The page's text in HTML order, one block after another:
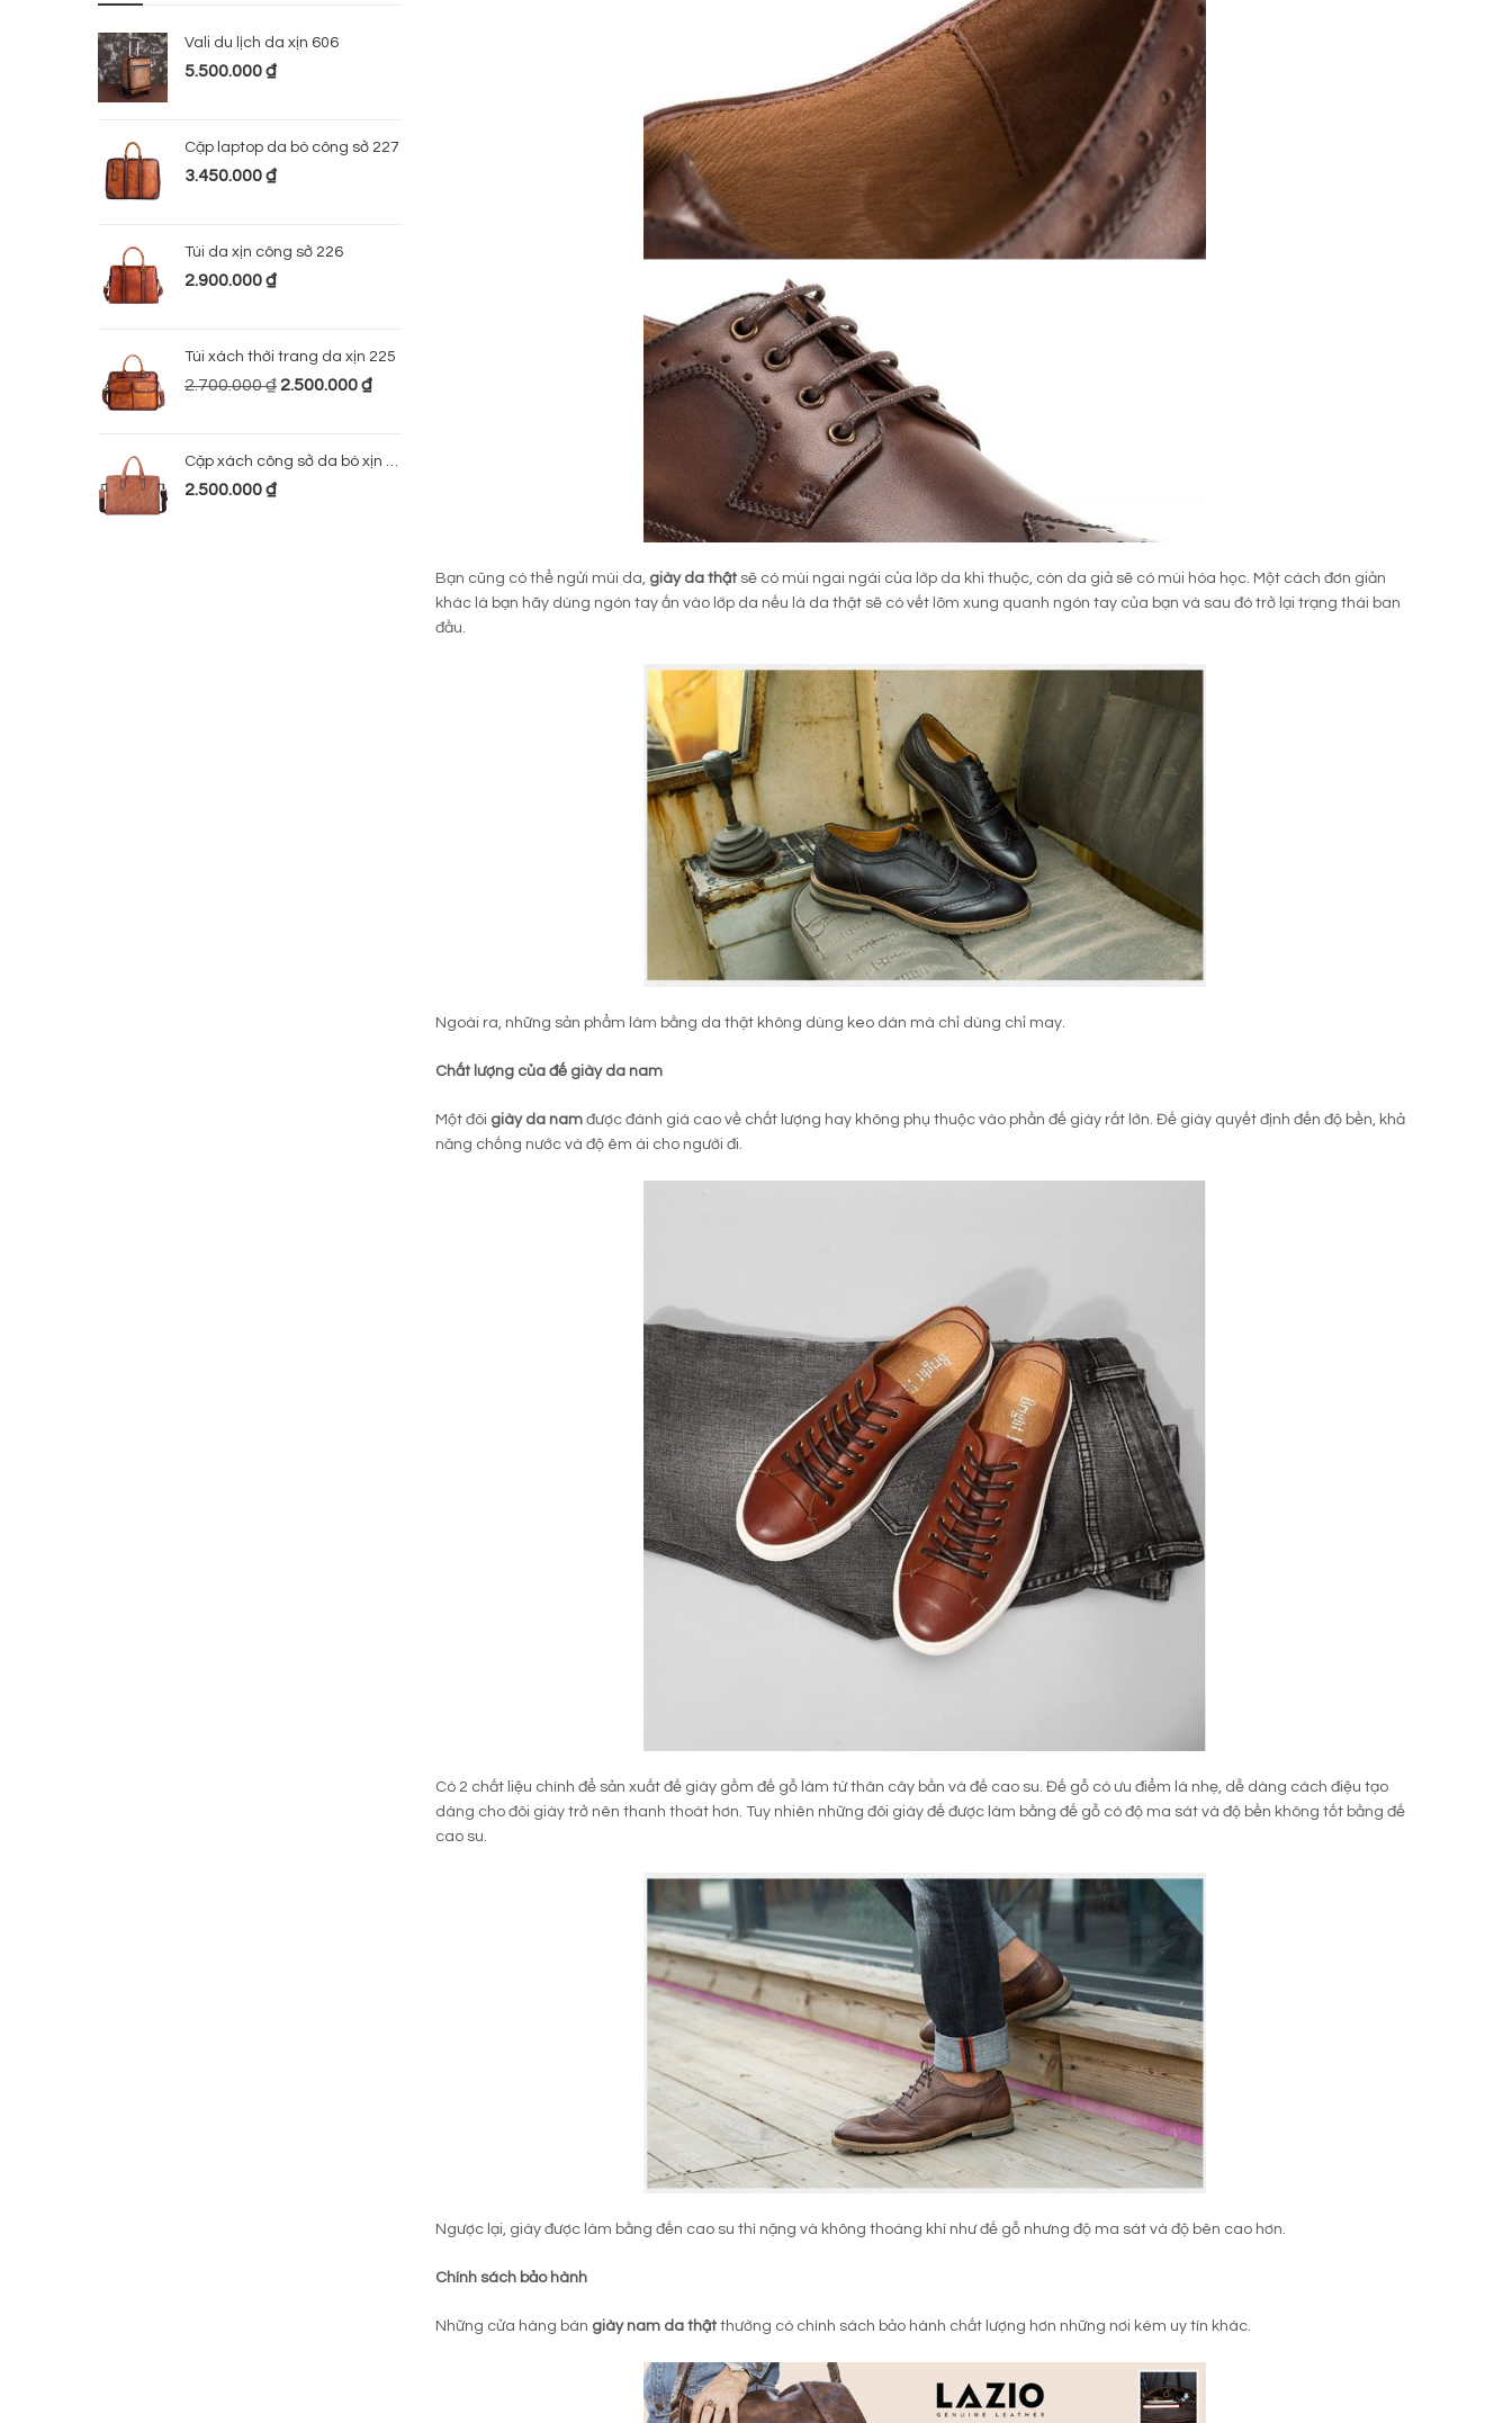
Bạn cũng có thể ngửi mùi da, giày da thật sẽ có mùi ngai ngái của lớp da khi thuộc, còn da giả sẽ có mùi hóa học. Một cách đơn giản
khác là bạn hãy dùng ngón tay ấn vào lớp da nếu là da thật sẽ có vết lõm xung quanh ngón tay của bạn và sau đó trở lại trạng thái ban
đầu.
Ngoài ra, những sản phẩm làm bằng da thật không dùng keo dán mà chỉ dùng chỉ may.
Chất lượng của đế giày da nam
Một đôi giày da nam được đánh giá cao về chất lượng hay không phụ thuộc vào phần đế giày rất lớn. Đế giày quyết định đến độ bền, khả
năng chống nước và độ êm ái cho người đi.
Có 2 chất liệu chính để sản xuất đế giày gồm đế gỗ làm từ thân cây bần và đế cao su. Đế gỗ có ưu điểm là nhẹ, dễ dàng cách điệu tạo
dáng cho đôi giày trở nên thanh thoát hơn. Tuy nhiên những đôi giày đế được làm bằng đế gỗ có độ ma sát và độ bền không tốt bằng đế
cao su.
Ngược lại, giày được làm bằng đến cao su thì nặng và không thoáng khí như đế gỗ nhưng độ ma sát và độ bên cao hơn.
Chính sách bảo hành
Những cửa hàng bán giày nam da thật thường có chính sách bảo hành chất lượng hơn những nơi kém uy tín khác.
Vali du lịch da xịn 606
5.500.000₫
Cặp laptop da bò công sở 227
3.450.000₫
Túi da xịn công sở 226
2.900.000₫
Túi xách thời trang da xịn 225
2.700.000₫ 2.500.000₫
Cặp xách công sở da bò xịn 224
2.500.000₫